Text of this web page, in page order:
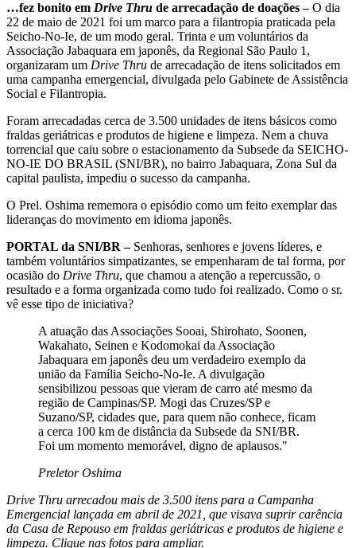
…fez bonito em Drive Thru de arrecadação de doações –O dia
22 de maio de 2021 foi um marco para a filantropia praticada pela
Seicho-No-Ie, de um modo geral. Trinta e um voluntários da
Associação Jabaquara em japonês, da Regional São Paulo 1,
organizaram um Drive Thru de arrecadação de itens solicitados em
uma campanha emergencial, divulgada pelo Gabinete de Assistência
Social e Filantropia.
Foram arrecadadas cerca de 3.500 unidades de itens básicos como
fraldas geriátricas e produtos de higiene e limpeza. Nem a chuva
torrencial que caiu sobre o estacionamento da Subsede da SEICHO-
NO-IE DO BRASIL (SNI/BR), no bairro Jabaquara, Zona Sul da
capital paulista, impediu o sucesso da campanha.
O Prel. Oshima rememora o episódio como um feito exemplar das
lideranças do movimento em idioma japonês.
PORTAL da SNI/BR – Senhoras, senhores e jovens líderes, e
também voluntários simpatizantes, se empenharam de tal forma, por
ocasião do Drive Thru, que chamou a atenção a repercussão, o
resultado e a forma organizada como tudo foi realizado. Como o sr.
vê esse tipo de iniciativa?
A atuação das Associações Sooai, Shirohato, Soonen,
Wakahato, Seinen e Kodomokai da Associação
Jabaquara em japonês deu um verdadeiro exemplo da
união da Família Seicho-No-Ie. A divulgação
sensibilizou pessoas que vieram de carro até mesmo da
região de Campinas/SP. Mogi das Cruzes/SP e
Suzano/SP, cidades que, para quem não conhece, ficam
a cerca 100 km de distância da Subsede da SNI/BR.
Foi um momento memorável, digno de aplausos."
Preletor Oshima
Drive Thru arrecadou mais de 3.500 itens para a Campanha
Emergencial lançada em abril de 2021, que visava suprir carência
da Casa de Repouso em fraldas geriátricas e produtos de higiene e
limpeza. Clique nas fotos para ampliar.